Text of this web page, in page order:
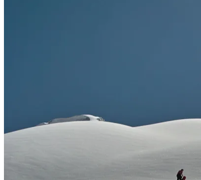
Die ersten Meter nach oben